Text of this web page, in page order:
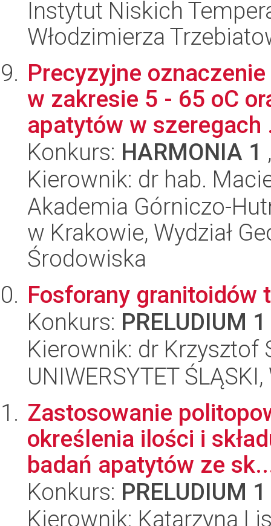
Instytut Niskich
Włodzimierza
Precyzyjne
w zakresie 5 - 65 oC
apatytów w szeregach
Konkurs: HARMONIA 1
Kierownik: dr hab.
Akademia Górniczo-
w Krakowie, Wydział
Środowiska
Fosforany granitoidów
Konkurs: PRELUDIUM 1
Kierownik: dr Krzysztof
UNIWERSYTET
Zastosowanie
określenia ilości i
badań apatytów ze
Konkurs: PRELUDIUM 1
Kierownik: Katarzyna